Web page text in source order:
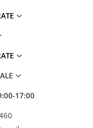
17:00